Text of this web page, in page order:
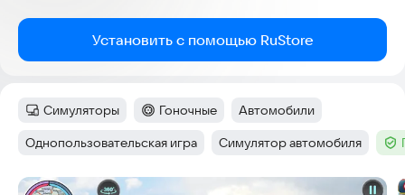
Установить с помощью RuStore
Категория:
Симуляторы Категория:
Гоночные Тег:
Автомобили
Тег:
Однопользовательская игра Тег:
Симулятор автомобиля Тег